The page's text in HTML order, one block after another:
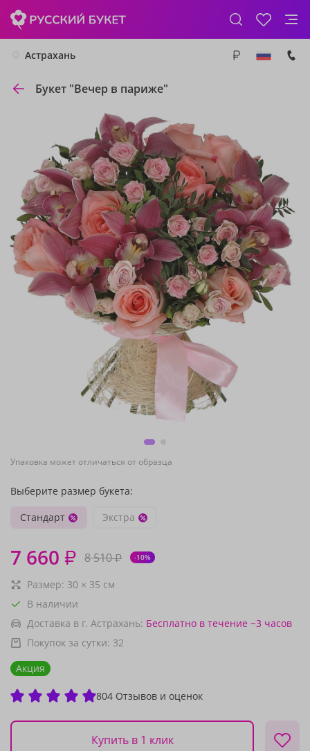
Астрахань
Букет "Вечер в париже"
Упаковка может отличаться от образца
Выберите размер букета:
Стандарт
Экстра
7 660 ₽ 8 510₽ -10%
Размер: 30 × 35 см
В наличии
Доставка в г. Астрахань: Бесплатно в течение ~3 часов
Покупок за сутки: 32
Акция
804 Отзывов и оценок
Купить в 1 клик